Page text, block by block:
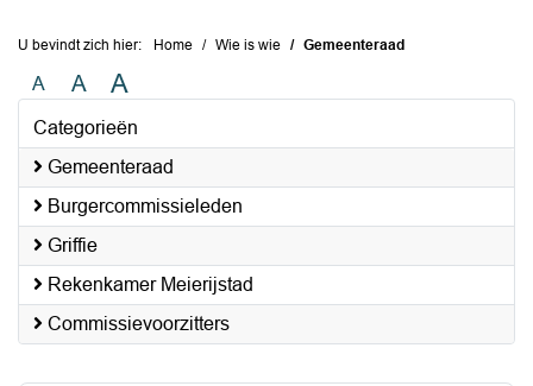
U bevindt zich hier: Home Wie is wie Gemeenteraad
A A A
Categorieën
Gemeenteraad
Burgercommissieleden
Griffie
Rekenkamer Meierijstad
Commissievoorzitters